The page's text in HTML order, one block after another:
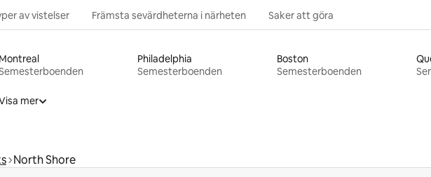
av vistelser Främsta sevärdheterna i närheten Saker att göra
Montreal
Philadelphia
Semesterboenden
Boston
Semesterboenden
mer
North Shore